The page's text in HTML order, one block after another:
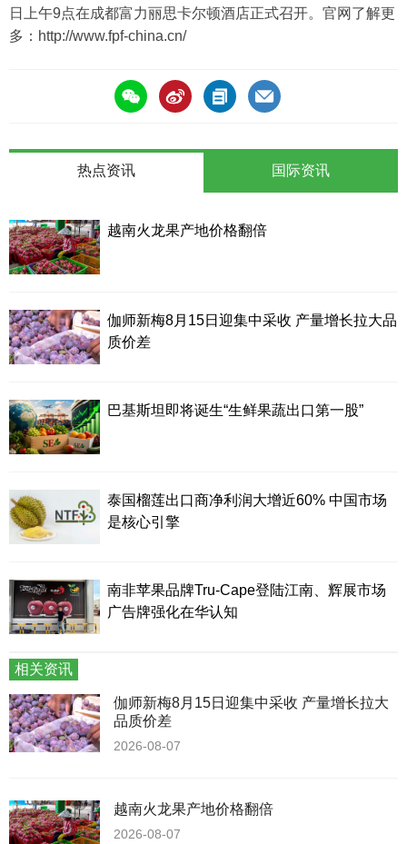
日上午9点在成都富力丽思卡尔顿酒店正式召开。官网了解更
多：http://www.fpf-china.cn/
热点资讯
越南火龙果产地价格翻倍
伽师新梅8月15日迎集中采收 产量增长拉大品
质价差
巴基斯坦即将诞生“生鲜果蔬出口第一股”
泰国榴莲出口商净利润大增近60% 中国市场
是核心引擎
南非苹果品牌Tru-Cape登陆江南、辉展市场
广告牌强化在华认知
国际资讯
相关资讯
伽师新梅8月15日迎集中采收 产量增长拉大
品质价差
2026-08-07
越南火龙果产地价格翻倍
2026-08-07